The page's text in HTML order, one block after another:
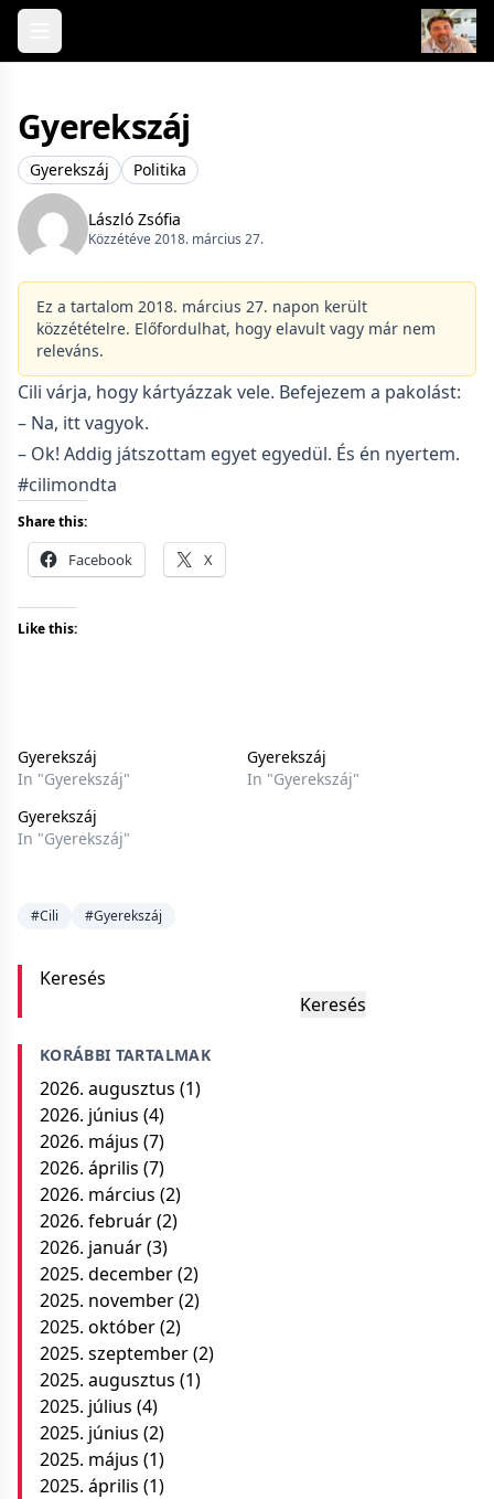
Skip to content
Gyerekszáj
Gyerekszáj Politika
László Zsófia
Közzétéve 2018. március 27.
Ez a tartalom 2018. március 27. napon került
közzétételre. Előfordulhat, hogy elavult vagy már nem
releváns.
Cili várja, hogy kártyázzak vele. Befejezem a pakolást:
– Na, itt vagyok.
– Ok! Addig játszottam egyet egyedül. És én nyertem.
#cilimondta
Share this:
Facebook X
Like this:
Gyerekszáj
In "Gyerekszáj"
Gyerekszáj
In "Gyerekszáj"
Gyerekszáj
In "Gyerekszáj"
#Cili #Gyerekszáj
Keresés
Keresés
KORÁBBI TARTALMAK
2026. augusztus (1)
2026. június (4)
2026. május (7)
2026. április (7)
2026. március (2)
2026. február(2)
2026. január(3)
2025. december(2)
2025. november(2)
2025. október(2)
2025. szeptember(2)
2025. augusztus (1)
2025. július (4)
2025. június (2)
2025. május (1)
2025. április (1)